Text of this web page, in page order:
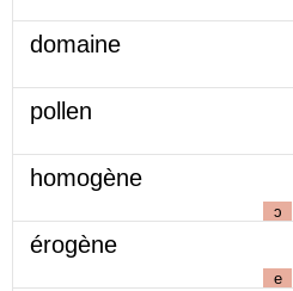
domaine
pollen
homogène
ɔ
érogène
e